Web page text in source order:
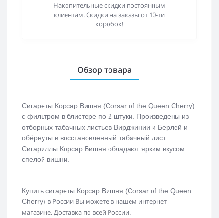
Накопительные скидки постоянным
клиентам. Скидки на заказы от 10-ти
коробок!
Обзор товара
Сигареты Корсар Вишня (Corsar of the Queen Cherry)
с фильтром в блистере по 2 штуки. Произведены из
отборных табачных листьев Вирджинии и Берлей и
обёрнуты в восстановленный табачный лист.
Сигариллы Корсар Вишня обладают ярким вкусом
спелой вишни.
Купить сигареты Корсар Вишня (Corsar of the Queen
Cherry) в России Вы можете в нашем интернет-
магазине. Доставка по всей России.